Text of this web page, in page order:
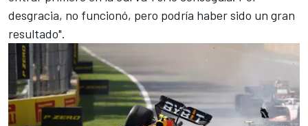
desgracia, no funcionó, pero podría haber sido un gran
resultado".